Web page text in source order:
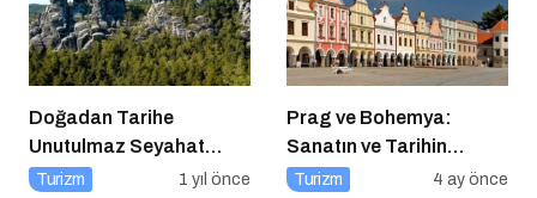
Doğadan Tarihe
Unutulmaz Seyahat
Önerileri
Turizm 1 yıl önce
Prag ve Bohemya:
Sanatın ve Tarihin
Kesiştiği Coğrafya
Turizm 4 ay önce